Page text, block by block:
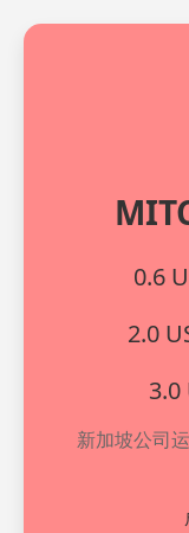
0.6
2.0
3.0
新加坡公司